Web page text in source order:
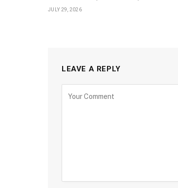
JULY 29, 2026
LEAVE A REPLY